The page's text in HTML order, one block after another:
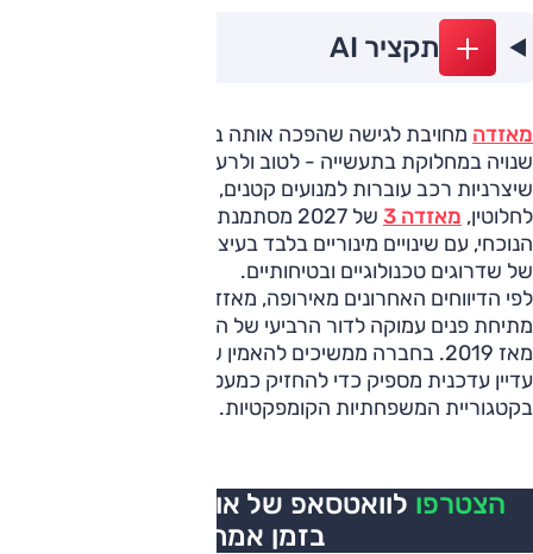
תקציר AI
מאזדה מחויבת לגישה שהפכה אותה בשנים האחרונות לדמות
שנויה במחלוקת בתעשייה - לטוב ולרע, תלוי את מי שואלים. בזמן
שיצרניות רכב עוברות למנועים קטנים, היברידיים או חשמליים
לחלוטין, מאזדה 3
של 2027 מסתמנת כהמשך ישיר לדגם
הנוכחי, עם שינויים מינוריים בלבד בעיצוב והתמקדות בתשתית
של שדרוגים טכנולוגיים ובטיחותיים.
לפי הדיווחים האחרונים מאירופה, מאזדה בחרה שלא לבצע
מאז 2019. בחברה ממשיכים להאמין ששפת העיצוב הנוכחית
עדיין עדכנית מספיק כדי להחזיק כמעט עשור שלם, גישה הפוכה
בקטגוריית המשפחתיות הקומפקטיות.
הצטרפו לוואטסאפ של אוטו, כל העדכונים
בזמן אמת